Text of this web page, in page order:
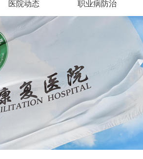
医院动态 职业病防治